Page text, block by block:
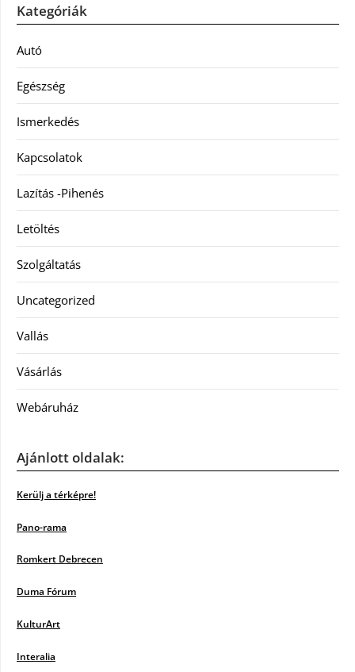
Kategóriák
Autó
Egészség
Ismerkedés
Kapcsolatok
Lazítás -Pihenés
Letöltés
Szolgáltatás
Uncategorized
Vallás
Vásárlás
Webáruház
Ajánlott oldalak:
Kerülj a térképre!
Pano-rama
Romkert Debrecen
Duma Fórum
KulturArt
Interalia